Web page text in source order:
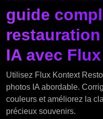
guide
IA avec
Utilisez Flux Kontext
photos IA abordable.
couleurs et améliorez la
précieux souvenirs.